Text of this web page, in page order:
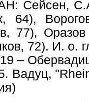
Сейсен,
64),
77),
72). И. о.
–
Вадуц,